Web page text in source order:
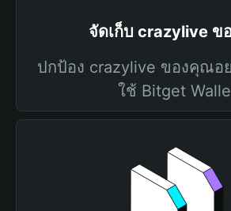
จัดเก็บ crazylive ข
ปกป้อง crazylive ของคุณอ
ใช้ Bitget